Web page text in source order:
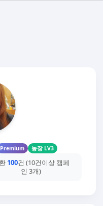
Premium 농장 LV3
100건 (10건이상 캠페
인 3개)